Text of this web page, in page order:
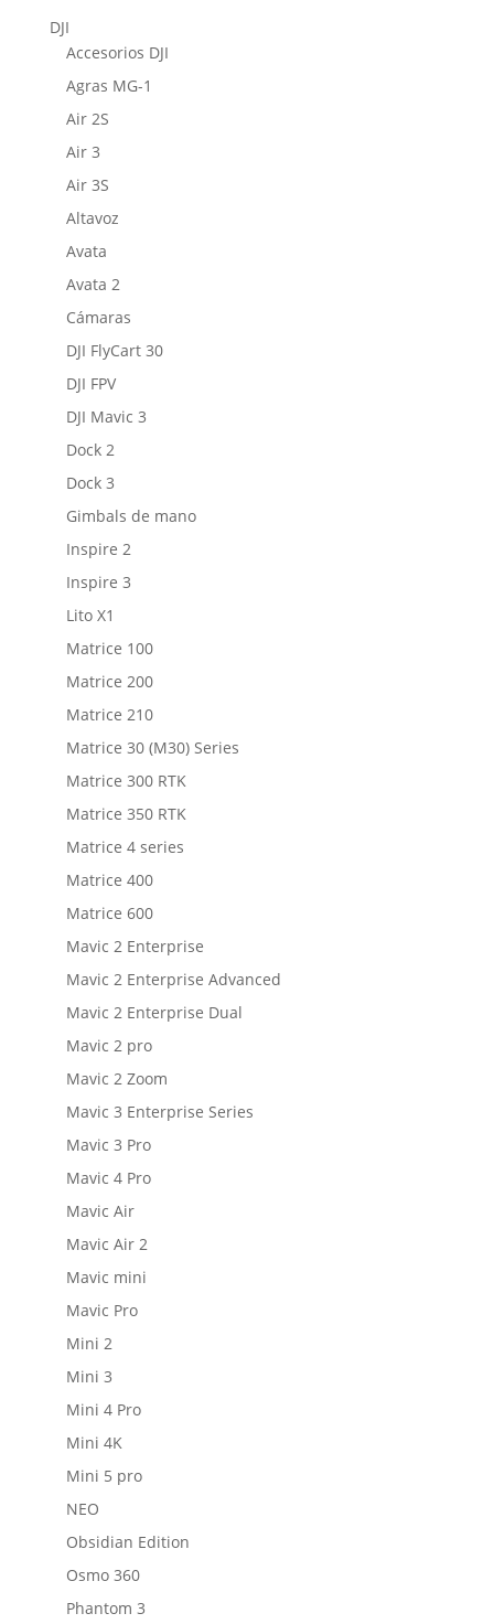
DJI
Accesorios DJI
Agras MG-1
Air 2S
Air 3
Air 3S
Altavoz
Avata
Avata 2
Cámaras
DJI FlyCart 30
DJI FPV
DJI Mavic 3
Dock 2
Dock 3
Gimbals de mano
Inspire 2
Inspire 3
Lito X1
Matrice 100
Matrice 200
Matrice 210
Matrice 30 (M30) Series
Matrice 300 RTK
Matrice 350 RTK
Matrice 4 series
Matrice 400
Matrice 600
Mavic 2 Enterprise
Mavic 2 Enterprise Advanced
Mavic 2 Enterprise Dual
Mavic 2 pro
Mavic 2 Zoom
Mavic 3 Enterprise Series
Mavic 3 Pro
Mavic 4 Pro
Mavic Air
Mavic Air 2
Mavic mini
Mavic Pro
Mini 2
Mini 3
Mini 4 Pro
Mini 4K
Mini 5 pro
NEO
Obsidian Edition
Osmo 360
Phantom 3